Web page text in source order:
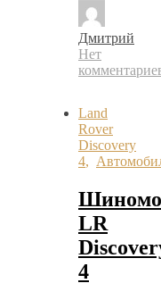
Дмитрий
Нет
Land
Rover
Discovery
4,
LR
4